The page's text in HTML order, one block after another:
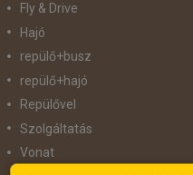
Fly & Drive
Hajó
repülő+busz
repülő+hajó
Repülővel
Szolgáltatás
Vonat